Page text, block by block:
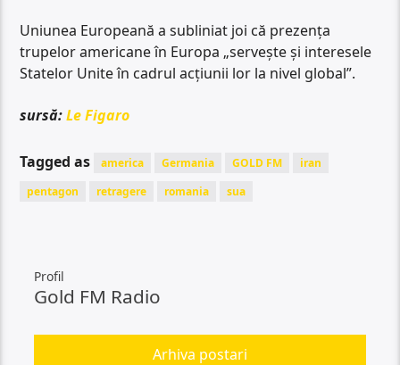
Uniunea Europeană a subliniat joi că prezența
trupelor americane în Europa „servește și interesele
Statelor Unite în cadrul acțiunii lor la nivel global”.
sursă:Le Figaro
Tagged as america Germania GOLD FM
iran
pentagon
retragere romania sua
Profil
Gold FM Radio
Arhiva postari